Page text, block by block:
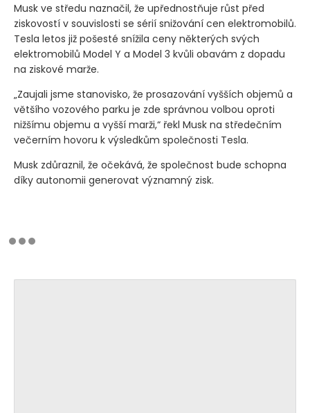
Musk ve středu naznačil, že upřednostňuje růst před
ziskovostí v souvislosti se sérií snižování cen elektromobilů.
Tesla letos již pošesté snížila ceny některých svých
elektromobilů Model Y a Model 3 kvůli obavám z dopadu
na ziskové marže.
„Zaujali jsme stanovisko, že prosazování vyšších objemů a
většího vozového parku je zde správnou volbou oproti
nižšímu objemu a vyšší marži,“ řekl Musk na středečním
večerním hovoru k výsledkům společnosti Tesla.
Musk zdůraznil, že očekává, že společnost bude schopna
díky autonomii generovat významný zisk.